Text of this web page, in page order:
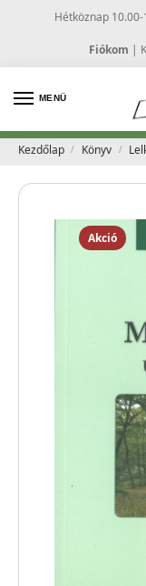
Hétköznap
Fiókom |
MENÜ
Kezdőlap / Könyv /
Akció